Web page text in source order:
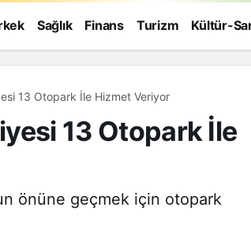
Sağlık Finans Turizm Kültür-
13 Otopark İle Hizmet Veriyor
13 Otopark İle
önüne geçmek için otopark